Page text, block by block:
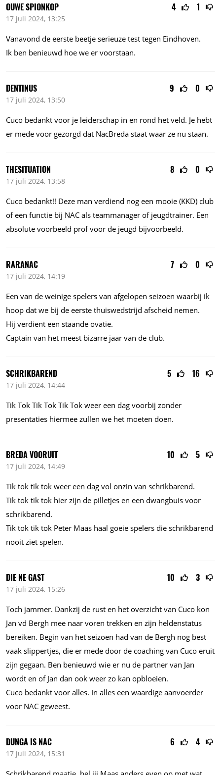
4 1
OUWE SPIONKOP
17 juli 2024, 13:25
Vanavond de eerste beetje serieuze test tegen Eindhoven.
Ik ben benieuwd hoe we er voorstaan.
9 0
DENTINUS
17 juli 2024, 13:50
Cuco bedankt voor je leiderschap in en rond het veld. Je hebt
er mede voor gezorgd dat NacBreda staat waar ze nu staan.
8 0
THESITUATION
17 juli 2024, 13:58
Cuco bedankt!! Deze man verdiend nog een mooie (KKD) club
of een functie bij NAC als teammanager of jeugdtrainer. Een
absolute voorbeeld prof voor de jeugd bijvoorbeeld.
7 0
RARANAC
17 juli 2024, 14:19
Een van de weinige spelers van afgelopen seizoen waarbij ik
hoop dat we bij de eerste thuiswedstrijd afscheid nemen.
Hij verdient een staande ovatie.
Captain van het meest bizarre jaar van de club.
5 16
SCHRIKBAREND
17 juli 2024, 14:44
Tik Tok Tik Tok Tik Tok weer een dag voorbij zonder
presentaties hiermee zullen we het moeten doen.
10 5
BREDA VOORUIT
17 juli 2024, 14:49
Tik tok tik tok weer een dag vol onzin van schrikbarend.
Tik tok tik tok hier zijn de pilletjes en een dwangbuis voor
schrikbarend.
Tik tok tik tok Peter Maas haal goeie spelers die schrikbarend
nooit ziet spelen.
10 3
DIE NE GAST
17 juli 2024, 15:26
Toch jammer. Dankzij de rust en het overzicht van Cuco kon
Jan vd Bergh mee naar voren trekken en zijn heldenstatus
bereiken. Begin van het seizoen had van de Bergh nog best
vaak slippertjes, die er mede door de coaching van Cuco eruit
zijn gegaan. Ben benieuwd wie er nu de partner van Jan
wordt en of Jan dan ook weer zo kan opbloeien.
Cuco bedankt voor alles. In alles een waardige aanvoerder
voor NAC geweest.
6 4
DUNGA IS NAC
17 juli 2024, 15:31